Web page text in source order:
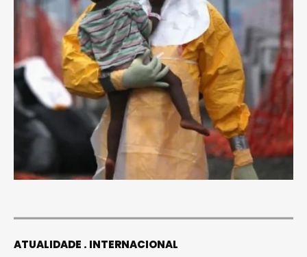
ATUALIDADE INTERNACIONAL